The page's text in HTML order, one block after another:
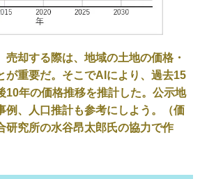
売却する際は、地域の土地の価格・
が重要だ。そこでAIにより、過去15
10年の価格推移を推計した。公示地
例、人口推計も参考にしよう。（価
研究所の水谷昂太郎氏の協力で作